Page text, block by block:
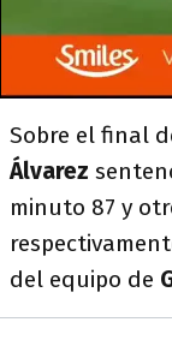
Sobre el final
Álvarez
minuto 87 y
del equipo de